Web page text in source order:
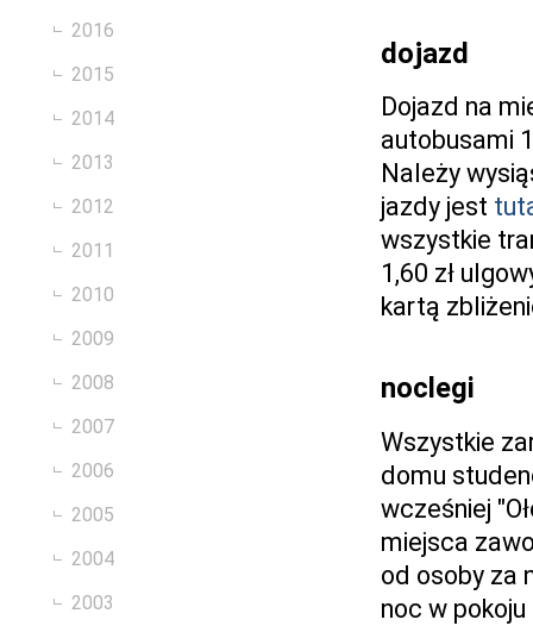
2016
2015
2014
2013
2012
2011
2010
2009
2008
2007
2006
2005
2004
2003
dojazd
Dojazd na
autobusami
Należy
jazdy jest
wszystkie
1,60 zł
kartą
noclegi
Wszystkie
domu
wcześniej
miejsca
od osoby za
noc w